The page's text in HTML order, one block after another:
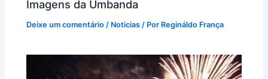
Imagens da Umbanda
Deixe um comentário / Noticias / Por Regináldo França